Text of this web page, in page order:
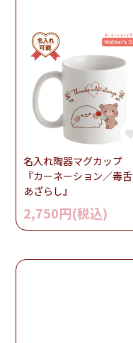
名入れ陶器マグカップ
『カーネーション／毒舌
あざらし』
2,750円(税込)